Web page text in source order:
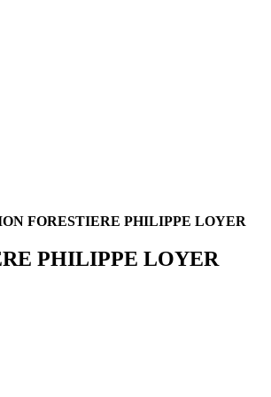
FORESTIERE PHILIPPE LOYER
PHILIPPE LOYER